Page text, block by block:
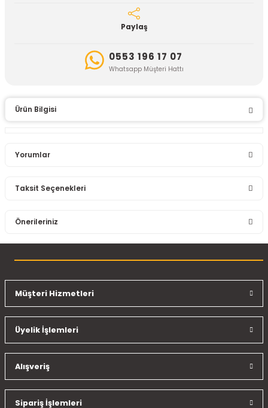
Paylaş
0553 196 17 07
Whatsapp Müşteri Hattı
Ürün Bilgisi
Yorumlar
Taksit Seçenekleri
Önerileriniz
konularda yetersiz gördüğünüz noktaları öneri formunu
Ürün resmi kalitesiz, bozuk veya görüntülenemiyor.
Ürün açıklamasında eksik bilgiler bulunuyor.
Ürün fiyatı diğer sitelerden daha pahalı.
Bu ürüne benzer farklı alternatifler olmalı.
Müşteri Hizmetleri
Üyelik İşlemleri
Alışveriş
Sipariş İşlemleri